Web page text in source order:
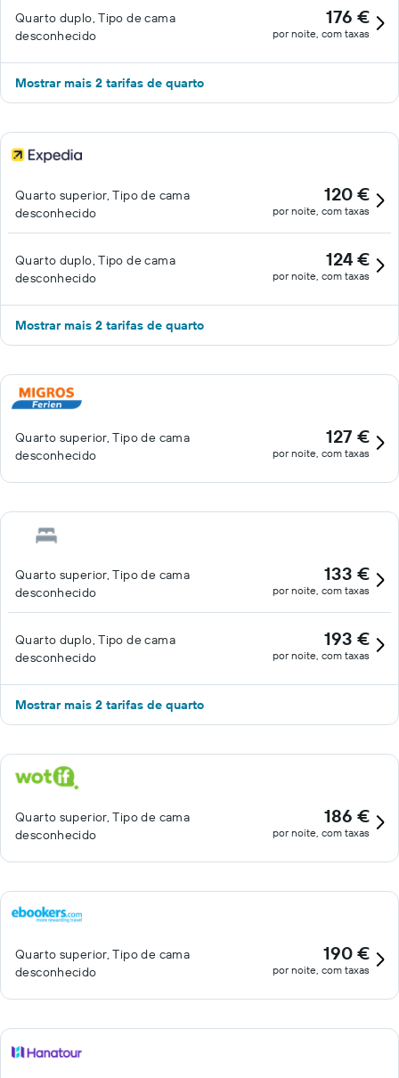
Quarto duplo, Tipo de cama
desconhecido
176 €
por noite, com taxas
Mostrar mais 2 tarifas de quarto
Quarto superior, Tipo de cama
desconhecido
120 €
por noite, com taxas
Quarto duplo, Tipo de cama
desconhecido
124 €
por noite, com taxas
Mostrar mais 2 tarifas de quarto
Quarto superior, Tipo de cama
desconhecido
127 €
por noite, com taxas
Quarto superior, Tipo de cama
desconhecido
133 €
por noite, com taxas
Quarto duplo, Tipo de cama
desconhecido
193 €
por noite, com taxas
Mostrar mais 2 tarifas de quarto
Quarto superior, Tipo de cama
desconhecido
186 €
por noite, com taxas
Quarto superior, Tipo de cama
desconhecido
190 €
por noite, com taxas